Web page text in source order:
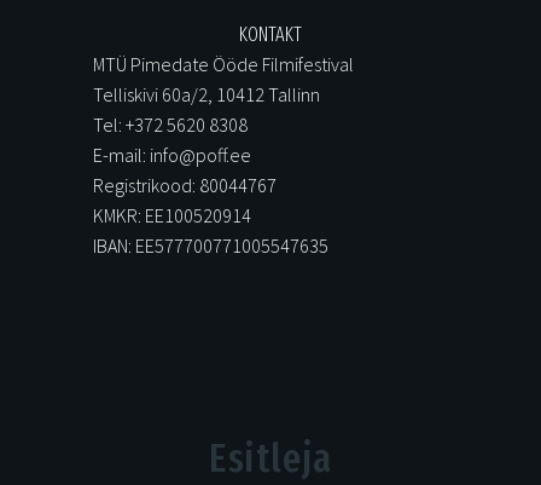
KONTAKT
MTÜ Pimedate Ööde Filmifestival
Telliskivi 60a/2, 10412 Tallinn
Tel: +372 5620 8308
E-mail: info@poff.ee
Registrikood: 80044767
KMKR: EE100520914
IBAN: EE577700771005547635
Esitleja